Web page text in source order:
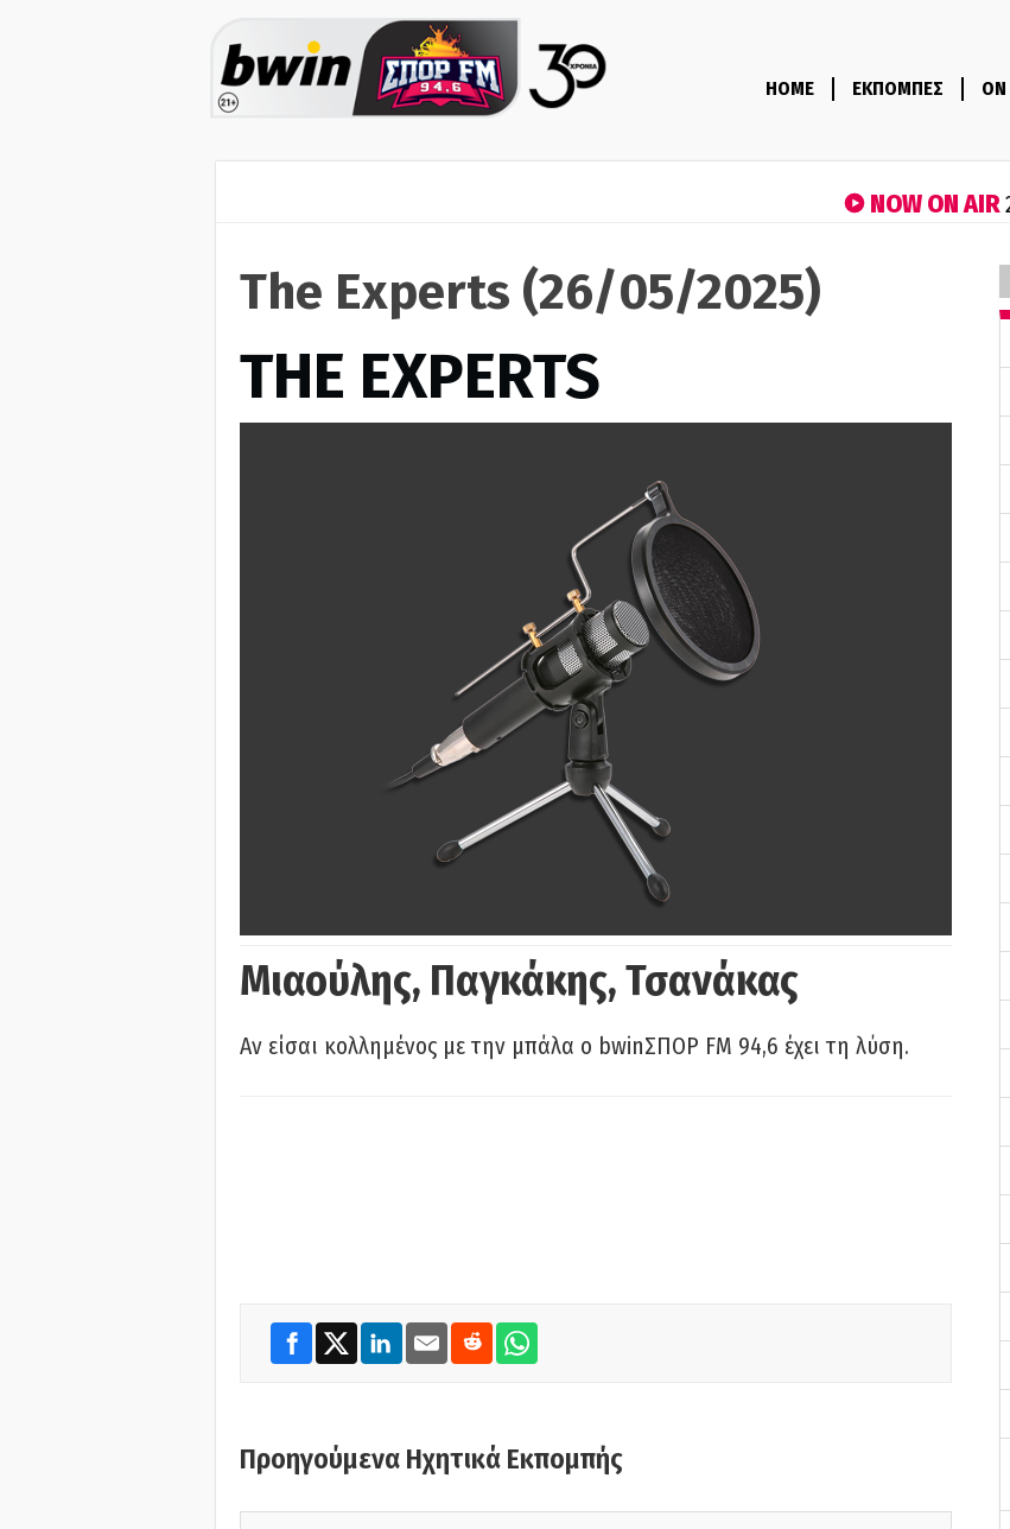
HOME ΕΚΠΟΜΠΕΣ
NOW ON AIR
The Experts (26/05/2025)
THE EXPERTS
Μιαούλης, Παγκάκης, Τσανάκας
Αν είσαι κολλημένος με την μπάλα ο bwinΣΠΟΡ FM 94,6 έχει τη λύση.
Προηγούμενα Ηχητικά Εκπομπής